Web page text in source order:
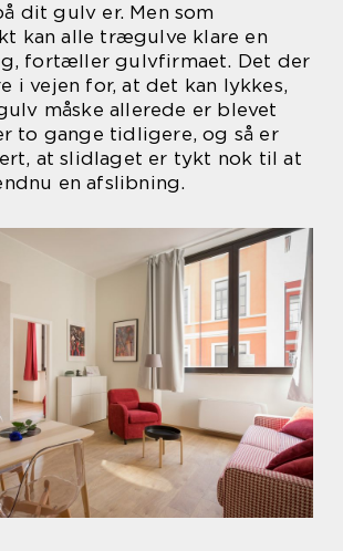
dit gulv er. Men som
kan alle trægulve klare en
fortæller gulvfirmaet. Det der
i vejen for, at det kan lykkes,
måske allerede er blevet
to gange tidligere, og så er
at slidlaget er tykt nok til at
en afslibning.